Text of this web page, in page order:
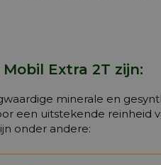
Extra 2T zijn:
minerale en
een uitstekende reinheid
onder andere: